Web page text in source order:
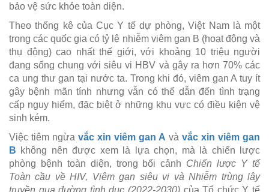
bảo vệ sức khỏe toàn diện.
Theo thống kê của Cục Y tế dự phòng, Việt Nam là một
trong các quốc gia có tỷ lệ nhiễm viêm gan B (hoạt động và
thụ động) cao nhất thế giới, với khoảng 10 triệu người
đang sống chung với siêu vi HBV và gây ra hơn 70% các
ca ung thư gan tại nước ta. Trong khi đó, viêm gan A tuy ít
gây bệnh mãn tính nhưng vẫn có thể dẫn đến tình trạng
cấp nguy hiểm, đặc biệt ở những khu vực có điều kiện vệ
sinh kém.
Việc tiêm ngừa vắc xin viêm gan A và vắc xin viêm gan
B không nên được xem là lựa chọn, mà là chiến lược
phòng bệnh toàn diện, trong bối cảnh Chiến lược Y tế
Toàn cầu về HIV, Viêm gan siêu vi và Nhiễm trùng lây
truyền qua đường tình dục (2022-2030) của Tổ chức Y tế